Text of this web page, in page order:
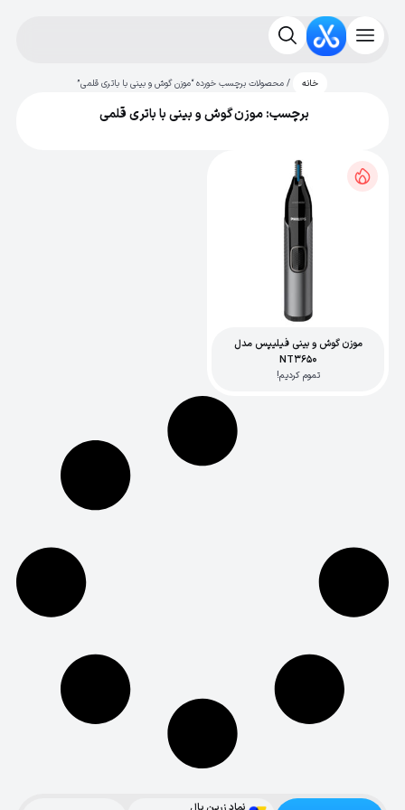
خانه / محصولات برچسب خورده “موزن گوش و بینی با باتری قلمی”
برچسب: موزن گوش و بینی با باتری قلمی
موزن گوش و بینی فیلیپس مدل
NT3650
تموم کردیم!